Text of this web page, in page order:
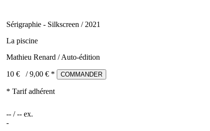
Sérigraphie - Silkscreen / 2021
La piscine
Mathieu Renard / Auto-édition
10 € /9,00 € * COMMANDER
* Tarif adhérent
-- / -- ex.
-